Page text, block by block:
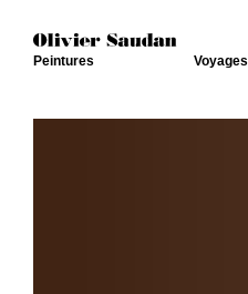
Peintures Voyages